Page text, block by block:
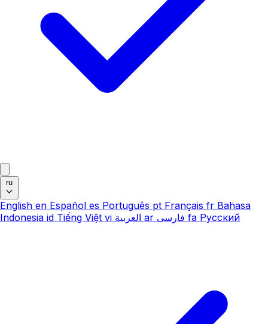
ru
English en Español es Português pt Français fr Bahasa
Indonesia id Tiếng Việt vi العربية ar فارسی fa Русский